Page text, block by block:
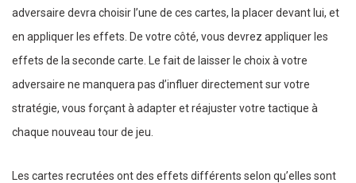
adversaire devra choisir l’une de ces cartes, la placer devant lui, et
en appliquer les effets. De votre côté, vous devrez appliquer les
effets de la seconde carte. Le fait de laisser le choix à votre
adversaire ne manquera pas d’influer directement sur votre
stratégie, vous forçant à adapter et réajuster votre tactique à
chaque nouveau tour de jeu.
Les cartes recrutées ont des effets différents selon qu’elles sont